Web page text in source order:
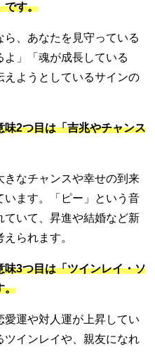
です。
ら、あなたを見守っている
」「魂が成長している
えようとしているサインの
2つ目は「吉兆やチャンス
きなチャンスや幸せの到来
います。「ピー」という音
ていて、昇進や結婚など新
られます。
3つ目は「ツインレイ・ソ
。
愛運や対人運が上昇してい
ツインレイや、親友になれ